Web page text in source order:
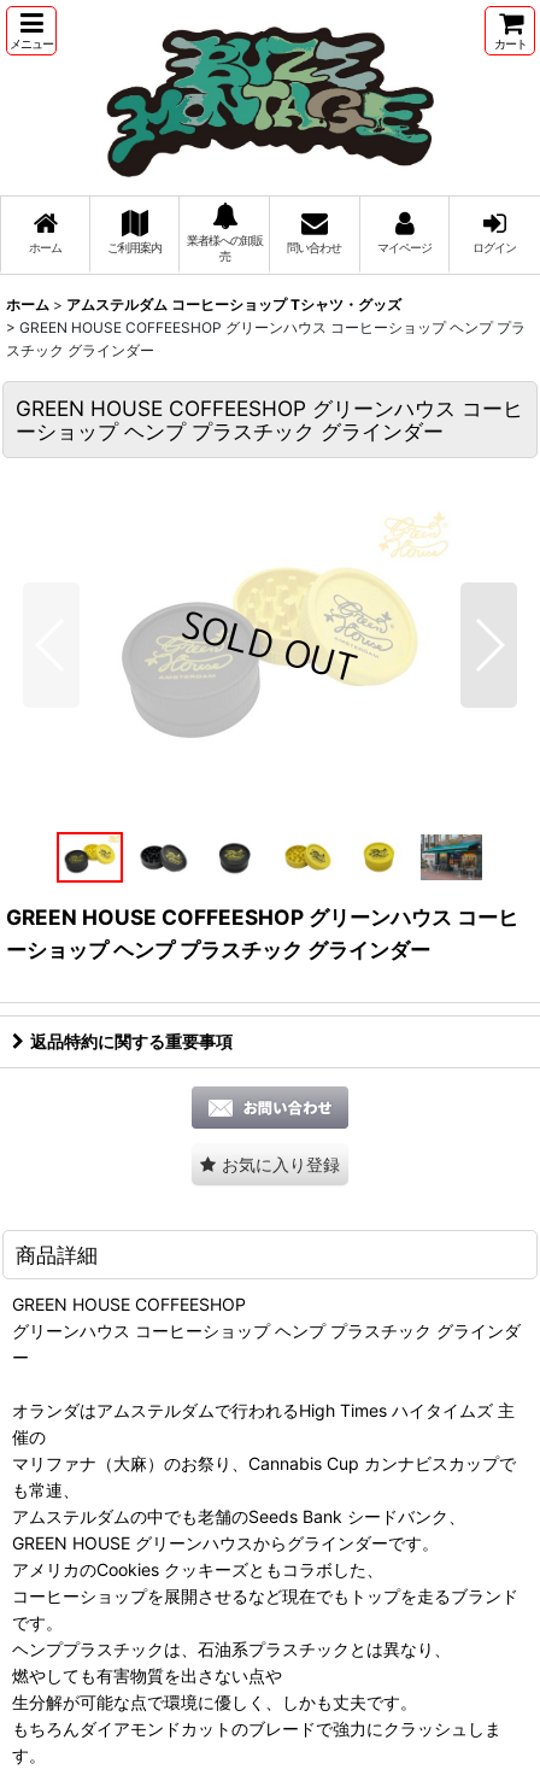
メニュー カート
ホーム ご利用案内
業者様への卸販
売
問い合わせ マイページ ログイン
ホーム > アムステルダム コーヒーショップ Tシャツ・グッズ
> GREEN HOUSE COFFEESHOP グリーンハウス コーヒーショップ ヘンプ プラ
スチック グラインダー
GREEN HOUSE COFFEESHOP グリーンハウス コーヒ
ーショップ ヘンプ プラスチック グラインダー
GREEN HOUSE COFFEESHOP グリーンハウス コーヒ
ーショップ ヘンプ プラスチック グラインダー
返品特約に関する重要事項
お気に入り登録
商品詳細
GREEN HOUSE COFFEESHOP
グリーンハウス コーヒーショップ ヘンプ プラスチック グラインダ
ー
オランダはアムステルダムで行われるHigh Times ハイタイムズ 主
催の
マリファナ（大麻）のお祭り、Cannabis Cup カンナビスカップで
も常連、
アムステルダムの中でも老舗のSeeds Bank シードバンク、
GREEN HOUSE グリーンハウスからグラインダーです。
アメリカのCookies クッキーズともコラボした、
コーヒーショップを展開させるなど現在でもトップを走るブランド
です。
ヘンププラスチックは、石油系プラスチックとは異なり、
燃やしても有害物質を出さない点や
生分解が可能な点で環境に優しく、しかも丈夫です。
もちろんダイアモンドカットのブレードで強力にクラッシュしま
す。